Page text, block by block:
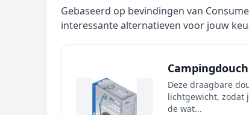
Gebaseerd op bevindingen van
interessante alternatieven voor jouw
Deze draagbare
lichtgewicht, zodat
de wat...